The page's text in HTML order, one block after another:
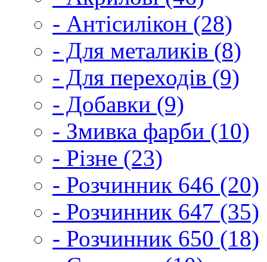
- Антісилікон (28)
- Для металиків (8)
- Для переходів (9)
- Добавки (9)
- Змивка фарби (10)
- Різне (23)
- Розчинник 646 (20)
- Розчинник 647 (35)
- Розчинник 650 (18)